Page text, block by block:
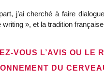
j’ai cherché à faire
writing », et la tradition
VOUS L’AVIS OU LE
DU